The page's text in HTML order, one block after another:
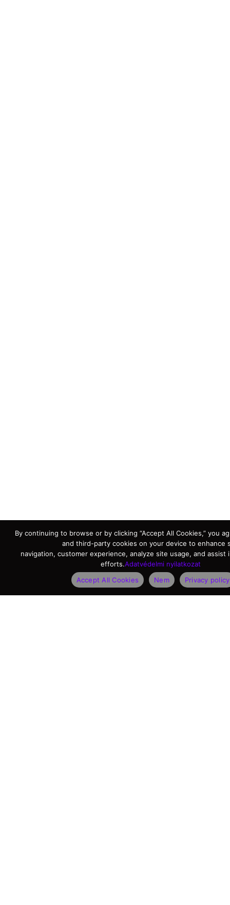
By continuing to browse or by clicking “Accept All Cookies,” you
and third-party cookies on your device to enhance
navigation, customer experience, analyze site usage, and assist
efforts.Adatvédelmi nyilatkozat
Accept All Cookies
Nem Privacy policy